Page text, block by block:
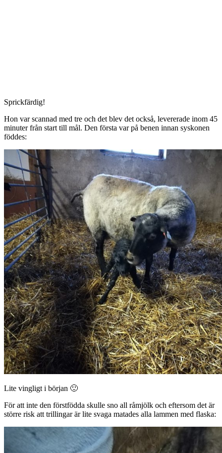
Sprickfärdig!
Hon var scannad med tre och det blev det också, levererade inom 45
minuter från start till mål. Den första var på benen innan syskonen
föddes:
Lite vingligt i början 🙂
För att inte den förstfödda skulle sno all råmjölk och eftersom det är
större risk att trillingar är lite svaga matades alla lammen med flaska: